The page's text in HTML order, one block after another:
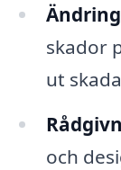
skador
ut
och